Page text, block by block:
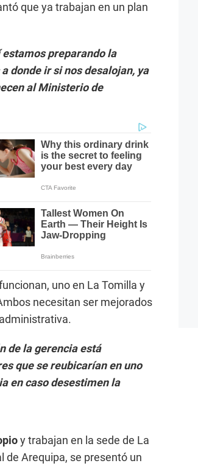
que ya trabajan en un plan
estamos preparando la
donde ir si nos desalojan, ya
al Ministerio de
uno en La Tomilla y
necesitan ser mejorados
de la gerencia está
que se reubicarían en uno
en caso desestimen la
y trabajan en la sede de La
de Arequipa, se presentó un